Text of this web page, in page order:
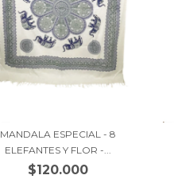
MANDALA ESPECIAL - 8
ELEFANTES Y FLOR -...
$120.000